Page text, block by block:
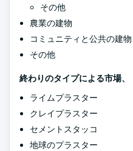
その他
農業の建物
コミュニティと公共の建物
その他
終わりのタイプによる市場、
ライムプラスター
クレイプラスター
セメントスタッコ
地球のプラスター